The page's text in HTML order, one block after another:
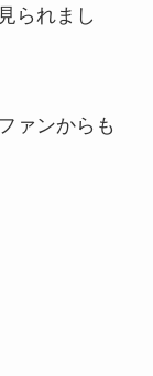
られまし
ァンからも